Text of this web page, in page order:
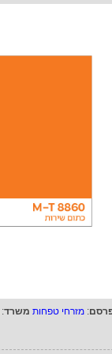
: מזרחי טפחות משרד: